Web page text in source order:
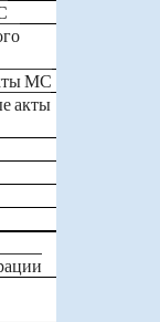
МС
акты